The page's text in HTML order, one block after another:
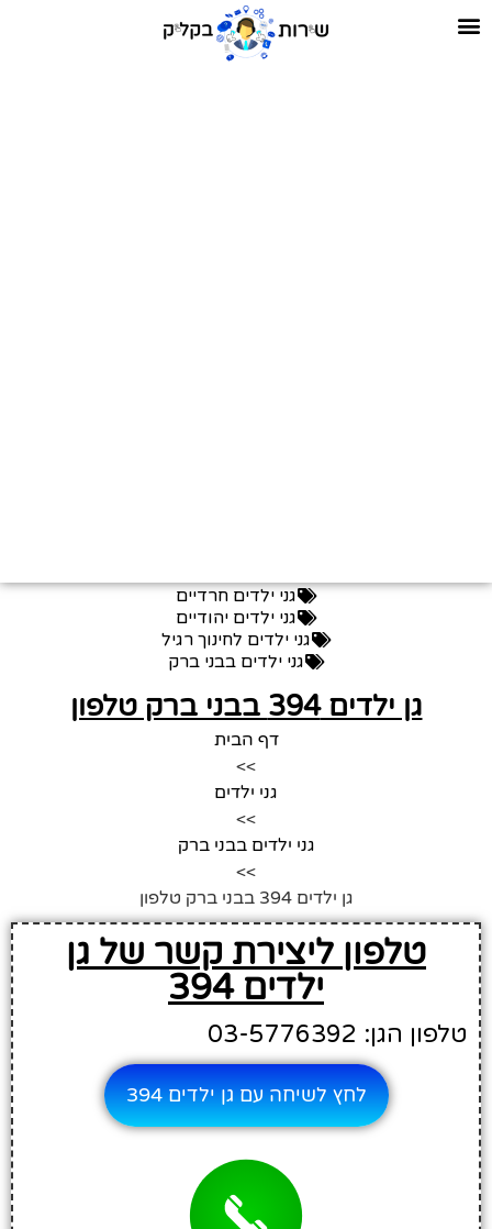
גני ילדים חרדיים
גני ילדים יהודיים
גני ילדים לחינוך רגיל
גני ילדים בבני ברק
גן ילדים 394 בבני ברק טלפון
דף הבית
>>
גני ילדים
>>
גני ילדים בבני ברק
>>
גן ילדים 394 בבני ברק טלפון
טלפון ליצירת קשר של גן
ילדים 394
טלפון הגן: 03-5776392
לחץ לשיחה עם גן ילדים 394